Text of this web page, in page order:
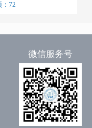
：72
微信服务号